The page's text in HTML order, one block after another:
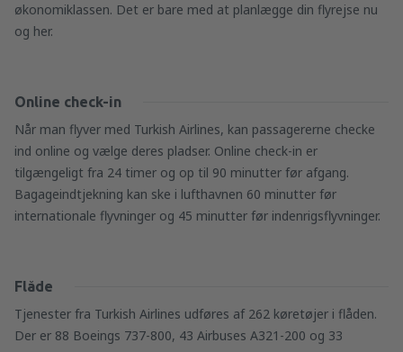
økonomiklassen. Det er bare med at planlægge din flyrejse nu
og her.
Online check-in
Når man flyver med Turkish Airlines, kan passagererne checke
ind online og vælge deres pladser. Online check-in er
tilgængeligt fra 24 timer og op til 90 minutter før afgang.
Bagageindtjekning kan ske i lufthavnen 60 minutter før
internationale flyvninger og 45 minutter før indenrigsflyvninger.
Flåde
Tjenester fra Turkish Airlines udføres af 262 køretøjer i flåden.
Der er 88 Boeings 737-800, 43 Airbuses A321-200 og 33